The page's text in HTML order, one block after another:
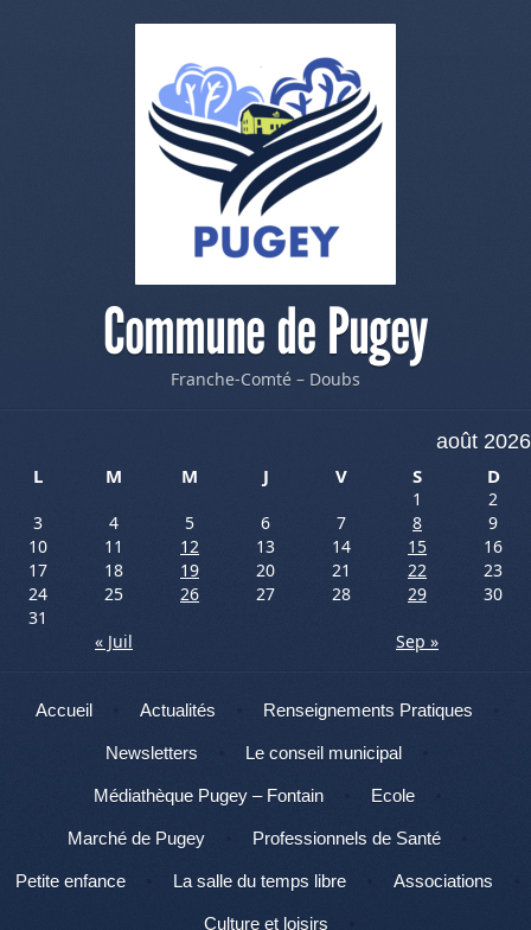
Commune de Pugey
Franche-Comté – Doubs
août 2026
L
M M J V S D
1
2
3
4 5 6 7 8
9
10
11 12 13 14 15
16
17
18 19 20 21 22
23
24
25 26 27 28 29
30
31
« Juil
Sep »
Menu
Aller au contenu
Accueil Actualités Renseignements Pratiques
Newsletters Le conseil municipal
Médiathèque Pugey – Fontain Ecole
Marché de Pugey Professionnels de Santé
Petite enfance La salle du temps libre Associations
Culture et loisirs